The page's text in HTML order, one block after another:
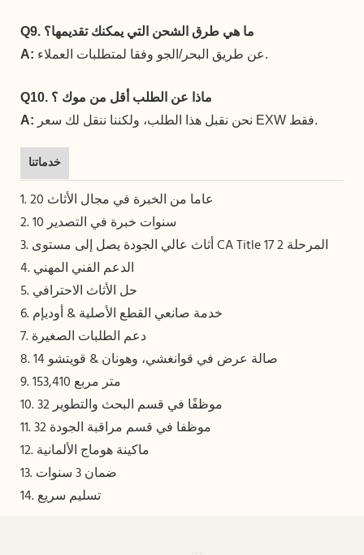
Q9. ما هي طرق الشحن التي يمكنك تقديمها؟
A:
عن طريق البحر/الجو وفقا لمتطلبات العملاء.
Q10. ماذا عن الطلب أقل من موك ؟
A:
نحن نقبل هذا الطلب، ولكننا ننقل لك سعر EXW فقط.
خدماتنا
1. 20 عاما من الخبرة في مجال الأثاث
2. 10 سنوات خبرة في التصدير
3. أثاث عالي الجودة يصل إلى مستوى CA Title 17 المرحلة 2
4. الدعم الفني المهني
5. حل الأثاث الاحترافي
6. خدمة صانعي القطع الأصلية & أوديإم
7. دعم الطلبات الصغيرة
8. 14 صالة عرض في قوانغشي، وهونان & قويتشو
9. 153,410 متر مربع
10. 32 موظفًا في قسم البحث والتطوير
11. 32 موظفا في قسم مراقبة الجودة
12. ماكينة هوماج الألمانية
13. ضمان 3 سنوات
14. تسليم سريع